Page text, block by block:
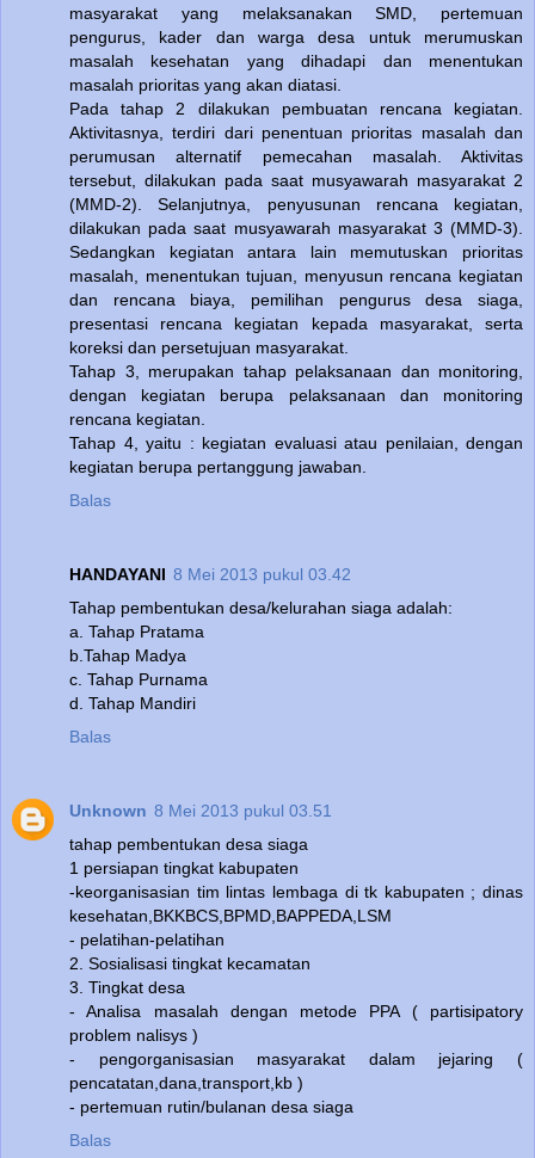
masyarakat yang melaksanakan SMD, pertemuan
pengurus, kader dan warga desa untuk merumuskan
masalah kesehatan yang dihadapi dan menentukan
masalah prioritas yang akan diatasi.
Pada tahap 2 dilakukan pembuatan rencana kegiatan.
Aktivitasnya, terdiri dari penentuan prioritas masalah dan
perumusan alternatif pemecahan masalah. Aktivitas
tersebut, dilakukan pada saat musyawarah masyarakat 2
(MMD-2). Selanjutnya, penyusunan rencana kegiatan,
dilakukan pada saat musyawarah masyarakat 3 (MMD-3).
Sedangkan kegiatan antara lain memutuskan prioritas
masalah, menentukan tujuan, menyusun rencana kegiatan
dan rencana biaya, pemilihan pengurus desa siaga,
presentasi rencana kegiatan kepada masyarakat, serta
koreksi dan persetujuan masyarakat.
Tahap 3, merupakan tahap pelaksanaan dan monitoring,
dengan kegiatan berupa pelaksanaan dan monitoring
rencana kegiatan.
Tahap 4, yaitu : kegiatan evaluasi atau penilaian, dengan
kegiatan berupa pertanggung jawaban.
Balas
HANDAYANI 8 Mei 2013 pukul 03.42
Tahap pembentukan desa/kelurahan siaga adalah:
a. Tahap Pratama
b.Tahap Madya
c. Tahap Purnama
d. Tahap Mandiri
Balas
Unknown 8 Mei 2013 pukul 03.51
tahap pembentukan desa siaga
1 persiapan tingkat kabupaten
-keorganisasian tim lintas lembaga di tk kabupaten ; dinas
kesehatan,BKKBCS,BPMD,BAPPEDA,LSM
- pelatihan-pelatihan
2. Sosialisasi tingkat kecamatan
3. Tingkat desa
- Analisa masalah dengan metode PPA ( partisipatory
problem nalisys )
- pengorganisasian masyarakat dalam jejaring (
pencatatan,dana,transport,kb )
- pertemuan rutin/bulanan desa siaga
Balas